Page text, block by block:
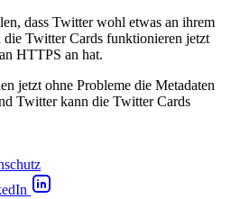
dass Twitter wohl etwas an ihrem
Twitter Cards funktionieren jetzt
HTTPS an hat.
jetzt ohne Probleme die Metadaten
Twitter kann die Twitter Cards